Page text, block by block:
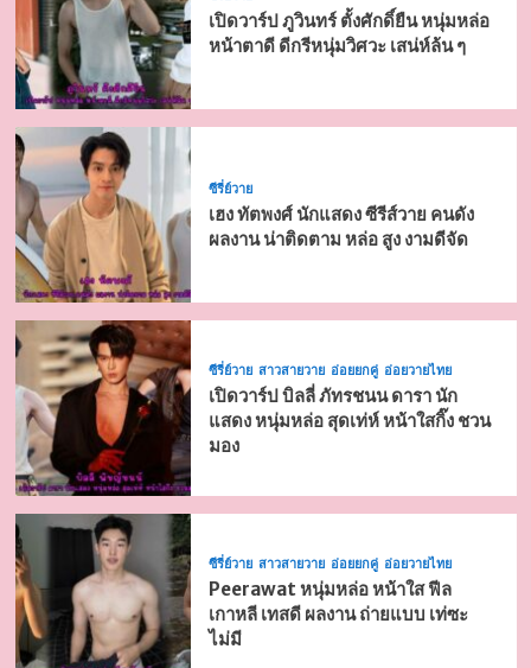
เปิดวาร์ป ภูวินทร์ ตั้งศักดิ์ยืน หนุ่มหล่อ
หน้าตาดี ดีกรีหนุ่มวิศวะ เสน่ห์ล้น ๆ
ซีรี่ย์วาย
เฮง ทัตพงศ์ นักแสดง ซีรีส์วาย คนดัง
ผลงาน น่าติดตาม หล่อ สูง งามดีจัด
ซีรี่ย์วาย สาวสายวาย อ่อยยกคู่ อ่อยวายไทย
เปิดวาร์ป บิลลี่ ภัทรชนน ดารา นัก
แสดง หนุ่มหล่อ สุดเท่ห์ หน้าใสกิ๊ง ชวน
มอง
ซีรี่ย์วาย สาวสายวาย อ่อยยกคู่ อ่อยวายไทย
Peerawat หนุ่มหล่อ หน้าใส ฟีล
เกาหลี เทสดี ผลงาน ถ่ายแบบ เท่ซะ
ไม่มี